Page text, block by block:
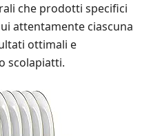
che prodotti specifici
attentamente ciascuna
ottimali e
scolapiatti.